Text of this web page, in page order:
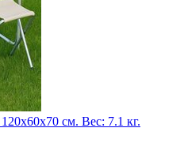
см. Вес: 7.1 кг.